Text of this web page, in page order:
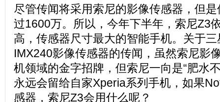
尽管传闻将采用索尼的影像传感器，但
过1600万。所以，今年下半年，索尼Z3
高，传感器尺寸最大的智能手机。关于
IMX240影像传感器的传闻，虽然索尼影
机领域的金字招牌，但索尼一向是“肥水
永远会留给自家Xperia系列手机，如果
感器，索尼Z3会用什么呢？